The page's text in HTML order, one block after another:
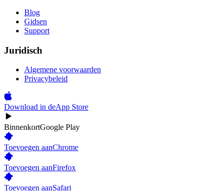
Blog
Gidsen
Support
Juridisch
Algemene voorwaarden
Privacybeleid
Download in deApp Store
BinnenkortGoogle Play
Toevoegen aanChrome
Toevoegen aanFirefox
Toevoegen aanSafari